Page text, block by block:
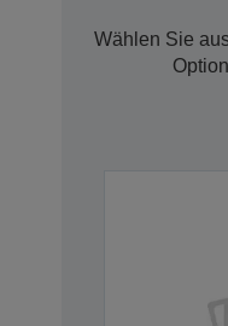
Wählen Sie